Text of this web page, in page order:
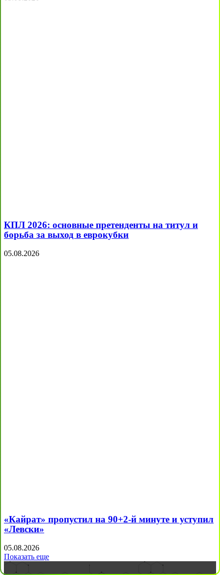
КПЛ 2026: основные претенденты на титул и
борьба за выход в еврокубки
05.08.2026
«Кайрат» пропустил на 90+2-й минуте и уступил
«Левски»
05.08.2026
Показать еще